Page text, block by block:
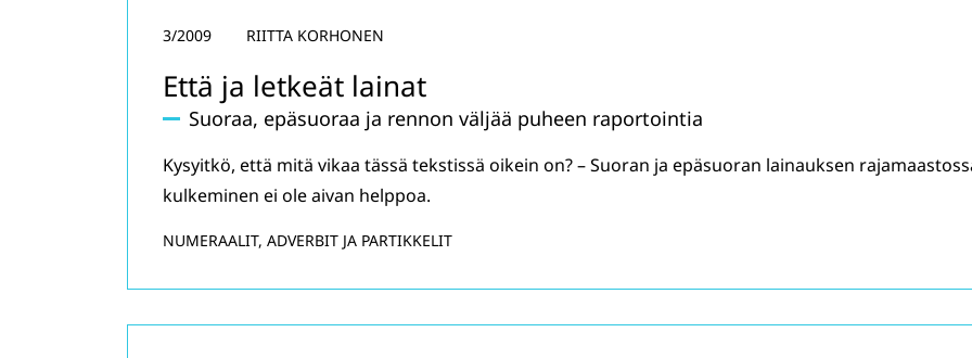
Että ja letkeät lainat
Suoraa, epäsuoraa ja rennon väljää puheen raportointia
3/2009 RIITTA KORHONEN
Kysyitkö, että mitä vikaa tässä tekstissä oikein on? – Suoran ja epäsuoran lainauksen
kulkeminen ei ole aivan helppoa.
NUMERAALIT, ADVERBIT JA PARTIKKELIT